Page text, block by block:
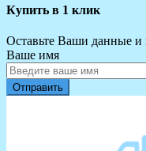
Купить в 1 клик
Оставьте Ваши данные и
Ваше имя
Отправить